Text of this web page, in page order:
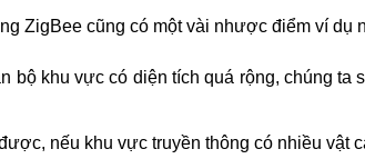
ZigBee cũng có một vài nhược điểm ví dụ
bộ khu vực có diện tích quá rộng, chúng ta
nếu khu vực truyền thông có nhiều vật